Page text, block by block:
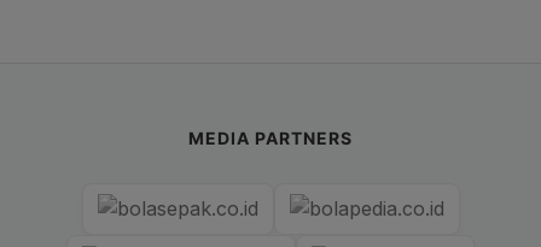
MEDIA PARTNERS